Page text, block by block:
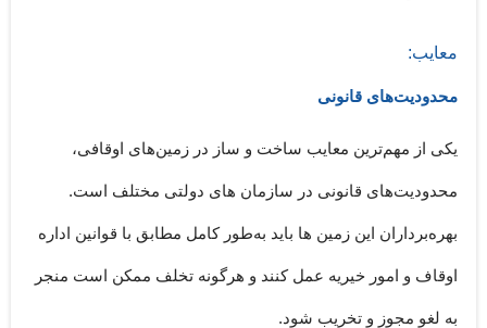
معایب:
محدودیت‌های قانونی
یکی از مهم‌ترین معایب ساخت و ساز در زمین‌های اوقافی،
محدودیت‌های قانونی در سازمان های دولتی مختلف است.
بهره‌برداران این زمین ها باید به‌طور کامل مطابق با قوانین اداره
اوقاف و امور خیریه عمل کنند و هرگونه تخلف ممکن است منجر
به لغو مجوز و تخریب شود.